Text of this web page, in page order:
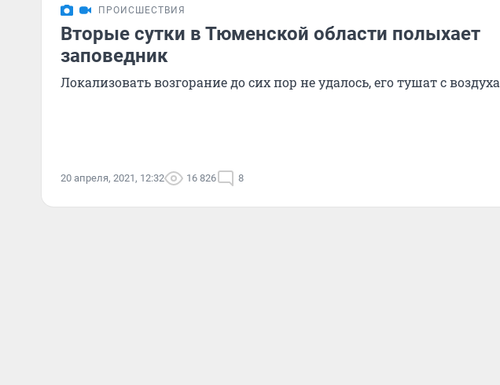
ПРОИСШЕСТВИЯ
Вторые сутки в Тюменской области полыхает
заповедник
Локализовать возгорание до сих пор не удалось, его тушат с воздуха
20 апреля, 2021, 12:32 16 826 8